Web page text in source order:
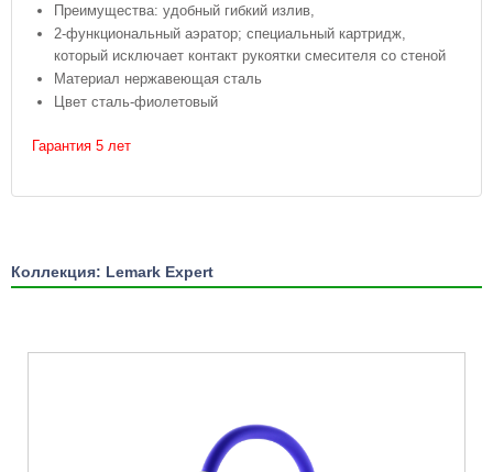
Преимущества: удобный гибкий излив,
2-функциональный аэратор; специальный картридж,
который исключает контакт рукоятки смесителя со стеной
Материал нержавеющая сталь
Цвет сталь-фиолетовый
Гарантия 5 лет
Коллекция: Lemark Expert